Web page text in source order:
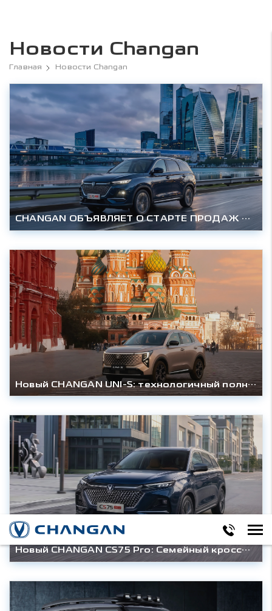
Новости Changan
Главная Новости Changan
CHANGAN ОБЪЯВЛЯЕТ О СТАРТЕ ПРОДАЖ НОВОГО СЕМИМЕСТНОГО CS75 PRO В РОССИИ: УЖЕ ДОСТУПЕН от 2 665 000 РУБЛЕЙ.
Новый CHANGAN UNI-S: технологичный полноприводный кроссовер дебютирует в России
Новый CHANGAN CS75 Pro: Семейный кроссовер с 7-местным салоном готовится к дебюту в России